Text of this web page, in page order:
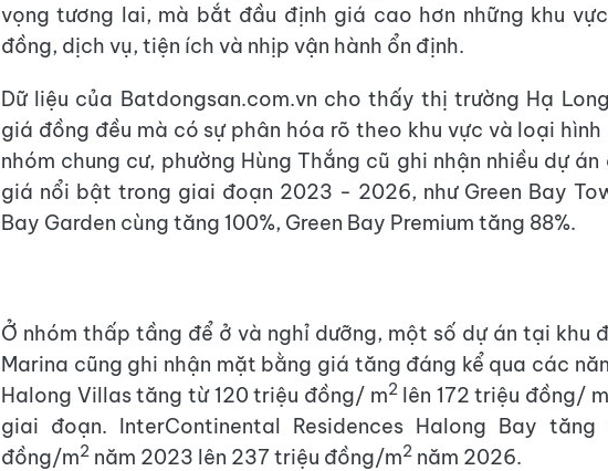
vọng tương lai, mà bắt đầu định giá cao hơn những khu
đồng, dịch vụ, tiện ích và nhịp vận hành ổn định.
Dữ liệu của Batdongsan.com.vn cho thấy thị trường Hạ
giá đồng đều mà có sự phân hóa rõ theo khu vực và loại hình
nhóm chung cư, phường Hùng Thắng cũ ghi nhận nhiều dự
giá nổi bật trong giai đoạn 2023 - 2026, như Green Bay
Bay Garden cùng tăng 100%, Green Bay Premium tăng 88%.
Ở nhóm thấp tầng để ở và nghỉ dưỡng, một số dự án tại khu
Marina cũng ghi nhận mặt bằng giá tăng đáng kể qua các
Halong Villas tăng từ 120 triệu đồng/ m2lên 172 triệu đồng/ m
giai đoạn. InterContinental Residences Halong Bay
đồng/m2 năm 2023 lên 237 triệu đồng/m2 năm 2026.